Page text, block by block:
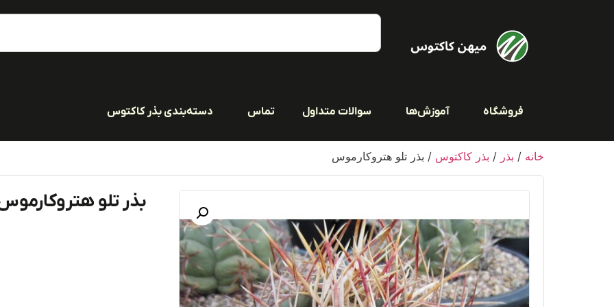
فروشگاه آموزش‌ها سوالات متداول تماس دسته‌بندی بذر کاکتوس
خانه / بذر / بذر کاکتوس / بذر تلو هتروکارموس
بذر تلو